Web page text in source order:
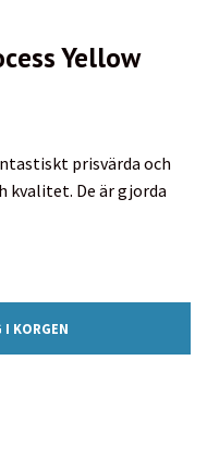
Yellow
prisvärda och
kvalitet. De är gjorda
I KORGEN